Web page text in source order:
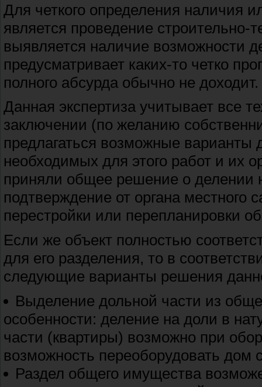
Для четкого определения наличия
является проведение строительно-
выявляется наличие возможности
предусматривает каких-то четко
полного абсурда обычно не доходит.
Данная экспертиза учитывает все
заключении (по желанию
предлагаться возможные варианты
необходимых для этого работ и их
приняли общее решение о делении
подтверждение от органа
перестройки или перепланировки
Если же объект полностью
для его разделения, то в
следующие варианты решения
Выделение дольной части из
особенности: деление на доли в
части (квартиры) возможно при
возможность переоборудовать дом
Раздел общего имущества